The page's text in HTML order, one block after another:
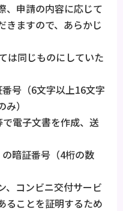
、申請の内容に応じて
きますので、あらかじ
は同じものにしていた
号（6文字以上16文字
）
電子文書を作成、送
暗証番号（4桁の数
、コンビニ交付サービ
ることを証明するため